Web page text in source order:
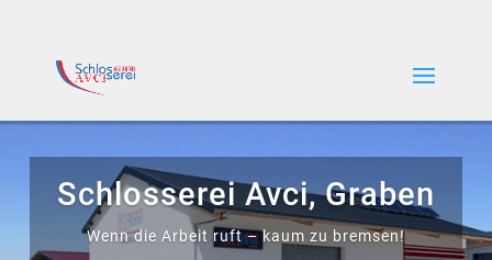
Schlosserei Avci, Graben
Wenn die Arbeit ruft – kaum zu bremsen!